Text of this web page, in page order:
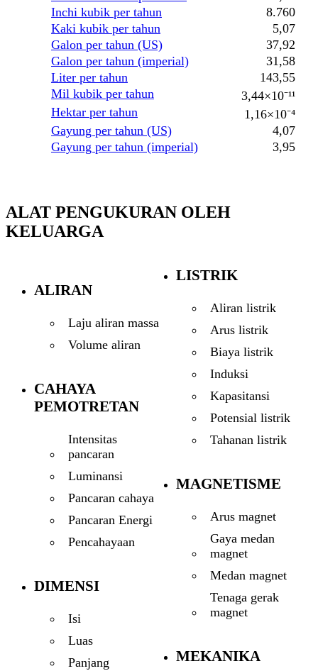
Inchi kubik per tahun
8.760
Kaki kubik per tahun
5,07
Galon per tahun (US)
37,92
Galon per tahun (imperial)
31,58
Liter per tahun
143,55
Mil kubik per tahun
3,44×10⁻¹¹
Hektar per tahun
1,16×10⁻⁴
Gayung per tahun (US)
4,07
Gayung per tahun (imperial)
3,95
ALAT PENGUKURAN OLEH
KELUARGA
ALIRAN
Laju aliran massa
Volume aliran
CAHAYA
PEMOTRETAN
Intensitas
pancaran
Luminansi
Pancaran cahaya
Pancaran Energi
Pencahayaan
DIMENSI
Isi
Luas
Panjang
LISTRIK
Aliran listrik
Arus listrik
Biaya listrik
Induksi
Kapasitansi
Potensial listrik
Tahanan listrik
MAGNETISME
Arus magnet
Gaya medan
magnet
Medan magnet
Tenaga gerak
magnet
MEKANIKA